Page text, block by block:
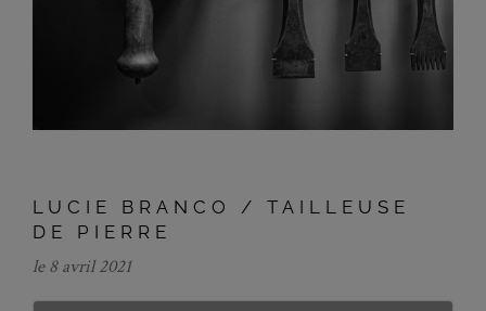
LUCIE BRANCO / TAILLEUSE
DE PIERRE
le 8 avril 2021